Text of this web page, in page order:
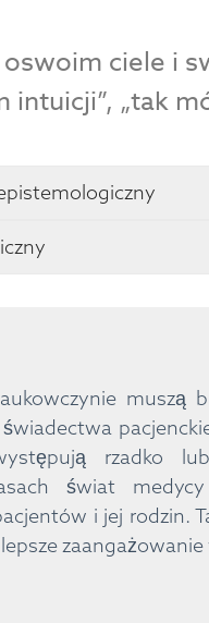
ciele i
intuicji”, „tak
muszą
rzadko
świat
i jej rodzin.
zaangażowanie